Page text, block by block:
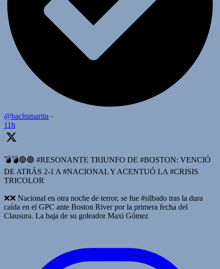
@bachsmartin ·
11h
💣💣🔴🟢 #RESONANTE TRIUNFO DE #BOSTON: VENCIÓ
DE ATRÁS 2-1 A #NACIONAL Y ACENTUÓ LA #CRISIS
TRICOLOR
❌️❌️ Nacional en otra noche de terror, se fue #silbado tras la dura
caída en el GPC ante Boston River por la primera fecha del
Clausura. La baja de su goleador Maxi Gómez